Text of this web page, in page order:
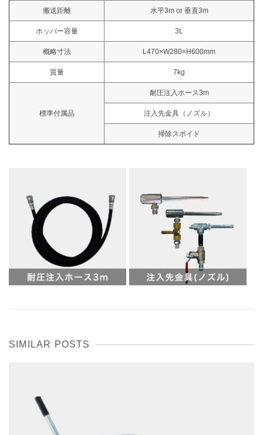
搬送距離 水平3m or 垂直3m
ホッパー容量 3L
概略寸法 L470×W280×H600mm
質量 7kg
標準付属品
耐圧注入ホース3m
注入先金具（ノズル）
掃除スポイド
SIMILAR POSTS